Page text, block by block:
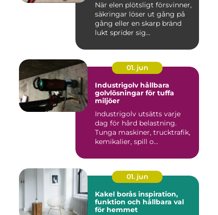
När elen plötsligt försvinner,
säkringar löser ut gång på
gång eller en skarp bränd
lukt sprider sig...
01. jun
Industrigolv hållbara
golvlösningar för tuffa
miljöer
Industrigolv utsätts varje
dag för hård belastning.
Tunga maskiner, trucktrafik,
kemikalier, spill o...
01. jun
Kakel borås inspiration,
funktion och hållbara val
för hemmet